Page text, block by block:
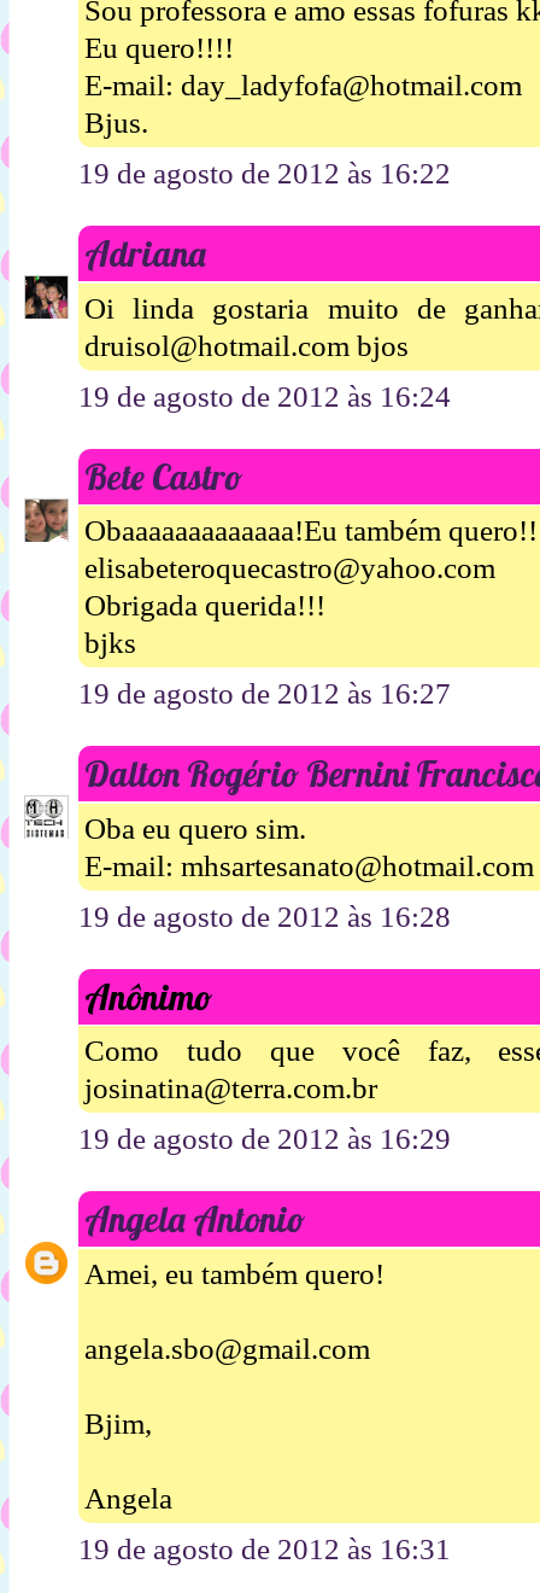
Sou professora e amo essas fofuras
Eu quero!!!!
E-mail: day_ladyfofa@hotmail.com
Bjus.
19 de agosto de 2012 às 16:22
Adriana
Oi linda gostaria muito de
druisol@hotmail.com bjos
19 de agosto de 2012 às 16:24
Bete Castro
Obaaaaaaaaaaaaa!Eu também
elisabeteroquecastro@yahoo.com
Obrigada querida!!!
bjks
19 de agosto de 2012 às 16:27
Dalton Rogério Bernini
Oba eu quero sim.
E-mail: mhsartesanato@hotmail.com
19 de agosto de 2012 às 16:28
Anônimo
Como tudo que você faz,
josinatina@terra.com.br
19 de agosto de 2012 às 16:29
Angela Antonio
Amei, eu também quero!
angela.sbo@gmail.com
Bjim,
Angela
19 de agosto de 2012 às 16:31